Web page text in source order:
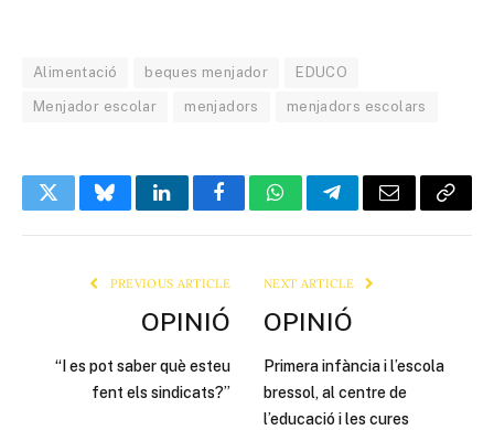
Alimentació beques menjador EDUCO
Menjador escolar menjadors menjadors escolars
TwitterBlueskyLinkedInFacebookWhatsAppTelegramEmail Copy
PREVIOUS ARTICLE
OPINIÓ
“I es pot saber què esteu
fent els sindicats?”
NEXT ARTICLE
OPINIÓ
Primera infància i l’escola
bressol, al centre de
l’educació i les cures